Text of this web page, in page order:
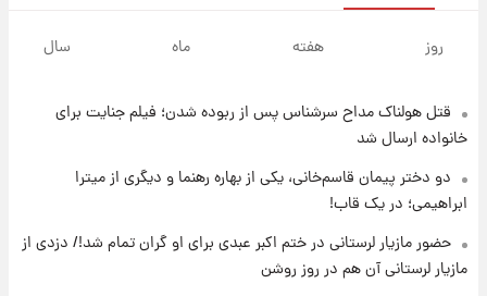
۱۷ ساعت پیش
لیونل مسی عزادار شد! + جزئیات
روز هفته ماه سال
قتل هولناک مداح سرشناس پس از ربوده شدن؛ فیلم جنایت برای
خانواده ارسال شد
دو دختر پیمان قاسم‌خانی، یکی از بهاره رهنما و دیگری از میترا
ابراهیمی؛ در یک قاب!
حضور مازیار لرستانی در ختم اکبر عبدی برای او گران تمام شد!/ دزدی از
مازیار لرستانی آن هم در روز روشن